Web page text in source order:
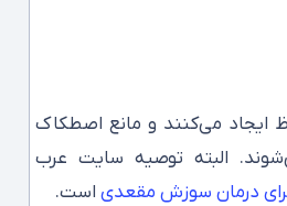
ایجاد می‌کنند و مانع اصطکاک
البته توصیه سایت عرب
درمان سوزش مقعدی است.